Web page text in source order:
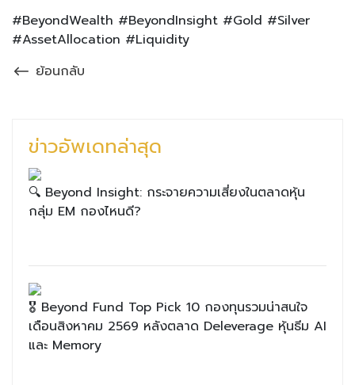
#BeyondWealth #BeyondInsight #Gold #Silver
#AssetAllocation #Liquidity
ย้อนกลับ
ข่าวอัพเดทล่าสุด
🔍 Beyond Insight: กระจายความเสี่ยงในตลาดหุ้น
กลุ่ม EM กองไหนดี?
🎖 Beyond Fund Top Pick 10 กองทุนรวมน่าสนใจ
เดือนสิงหาคม 2569 หลังตลาด Deleverage หุ้นธีม AI
และ Memory